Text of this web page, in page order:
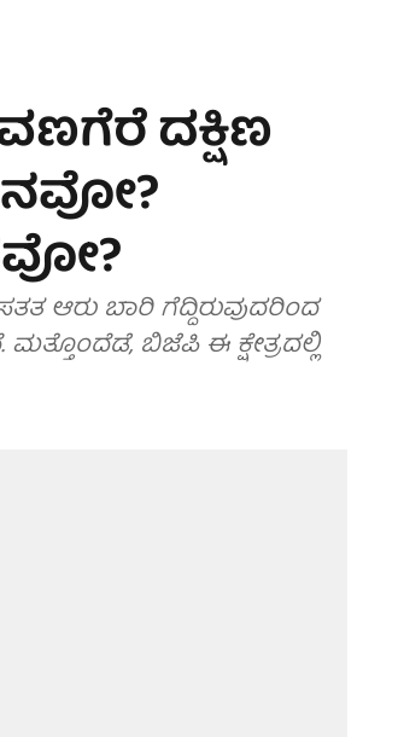
ದಕ್ಷಿಣ
ಆರು ಬಾರಿ ಗೆದ್ದಿರುವುದರಿಂದ
ಬಿಜೆಪಿ ಈ ಕ್ಷೇತ್ರದಲ್ಲಿ